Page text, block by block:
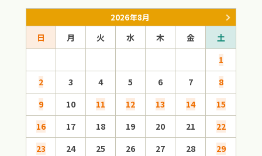
2026年8月
日 月 火 水 木 金
土
1
2
3 4 5 6 7
8
9
10 11 12 13 14
15
16
17 18 19 20 21
22
23
24 25 26 27 28
29